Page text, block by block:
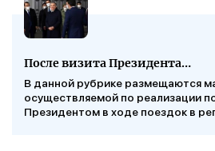
После визита Президента…
В данной рубрике размещаются
осуществляемой по реализации
Президентом в ходе поездок в